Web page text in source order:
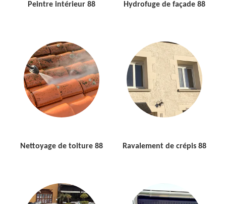
Peintre intérieur 88 Hydrofuge de façade 88
Nettoyage de toiture 88 Ravalement de crépis 88